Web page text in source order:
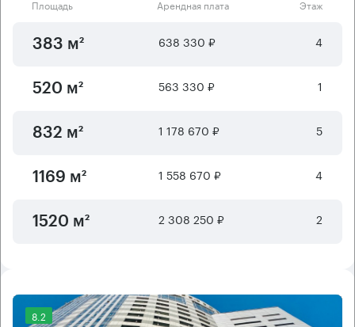
Площадь Арендная плата Этаж
383 м² 638 330 ₽ 4
520 м² 563 330 ₽ 1
832 м² 1 178 670 ₽ 5
1169 м² 1 558 670 ₽ 4
1520 м² 2 308 250 ₽ 2
8.2